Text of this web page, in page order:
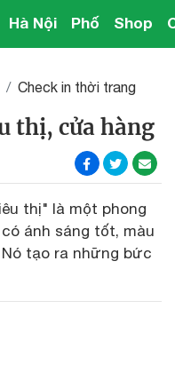
Hà Nội Phố Shop
Check in thời trang
thị, cửa hàng
thị" là một phong
ánh sáng tốt, màu
tạo ra những bức